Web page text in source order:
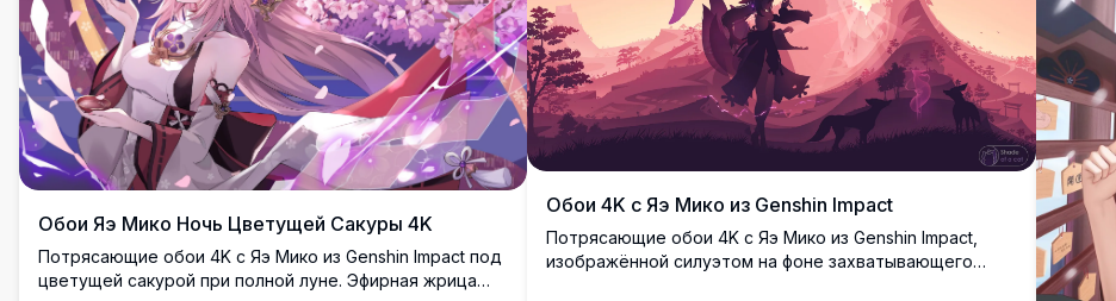
Обои Яэ Мико Ночь Цветущей Сакуры 4K
Потрясающие обои 4K с Яэ Мико из Genshin Impact под
цветущей сакурой при полной луне. Эфирная жрица
Обои 4K с Яэ Мико из Genshin Impact
Потрясающие обои 4K с Яэ Мико из Genshin Impact,
изображённой силуэтом на фоне захватывающего